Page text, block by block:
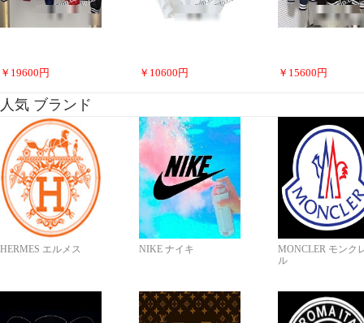
￥ 19600 円 ￥ 10600 円 ￥ 15600 円
人気 ブランド
HERMES エルメス NIKE ナイキ
MONCLER モンク
ル